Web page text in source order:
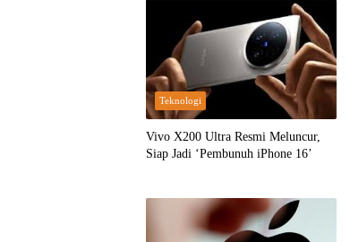
Teknologi
Vivo X200 Ultra Resmi Meluncur,
Siap Jadi ‘Pembunuh iPhone 16’